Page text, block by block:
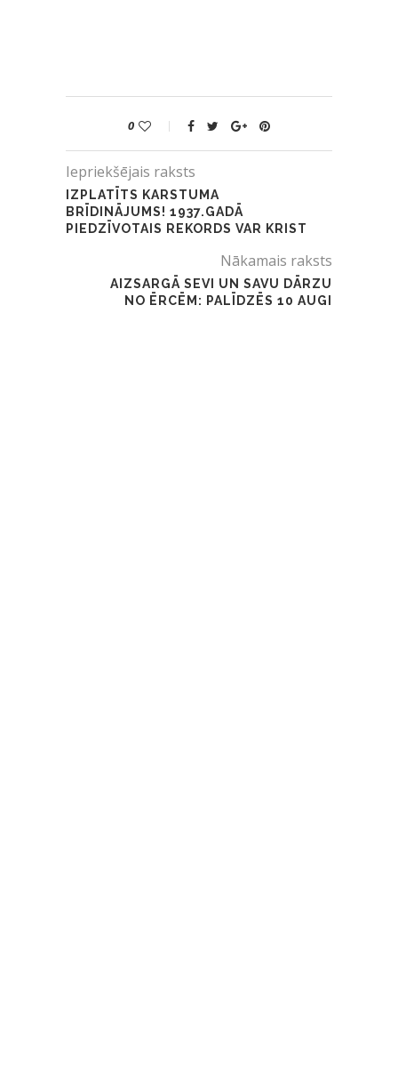
0
Iepriekšējais raksts
IZPLATĪTS KARSTUMA
BRĪDINĀJUMS! 1937.GADĀ
PIEDZĪVOTAIS REKORDS VAR KRIST
Nākamais raksts
AIZSARGĀ SEVI UN SAVU DĀRZU
NO ĒRCĒM: PALĪDZĒS 10 AUGI